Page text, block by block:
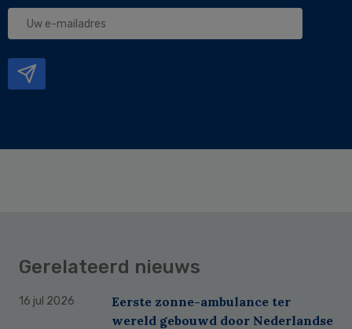
Uw
Gerelateerd nieuws
16 jul 2026
Eerste zonne-ambulance ter
wereld gebouwd door Nederlandse